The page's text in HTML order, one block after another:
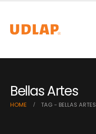
Bellas Artes
HOME TAG - BELLAS ARTES